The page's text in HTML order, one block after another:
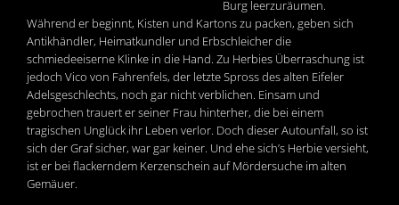
Burg leerzuräumen.
Während er beginnt, Kisten und Kartons zu packen, geben sich
Antikhändler, Heimatkundler und Erbschleicher die
schmiedeeiserne Klinke in die Hand. Zu Herbies Überraschung ist
jedoch Vico von Fahrenfels, der letzte Spross des alten Eifeler
Adelsgeschlechts, noch gar nicht verblichen. Einsam und
gebrochen trauert er seiner Frau hinterher, die bei einem
tragischen Unglück ihr Leben verlor. Doch dieser Autounfall, so ist
sich der Graf sicher, war gar keiner. Und ehe sich’s Herbie versieht,
ist er bei flackerndem Kerzenschein auf Mördersuche im alten
Gemäuer.